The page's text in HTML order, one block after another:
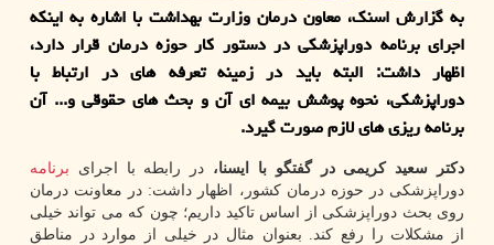
به گزارش اسنک، معاون درمان وزارت بهداشت با اشاره به اینکه
اجرای برنامه دوراپزشکی در دستور کار حوزه درمان قرار دارد،
اظهار داشت: البته باید در زمینه تعرفه های در ارتباط با
دوراپزشکی، نحوه پوشش بیمه ای آن و بحث های حقوقی و... آن
برنامه ریزی های لازم صورت گیرد.
دکتر سعید کریمی در گفتگو با ایسنا، در رابطه با اجرای برنامه
دوراپزشکی در حوزه درمان کشور، اظهار داشت: در معاونت درمان
روی بحث دوراپزشکی از اساس تاکید داریم؛ چون که می تواند خیلی
از مشکلات را رفع کند. بعنوان مثال در خیلی از موارد در مناطق